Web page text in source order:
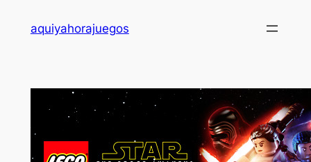
aquiyahorajuegos